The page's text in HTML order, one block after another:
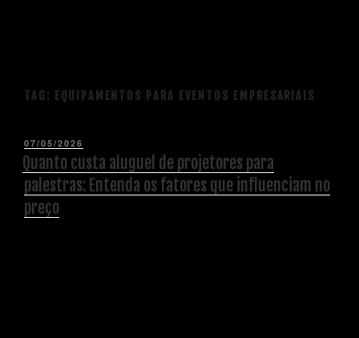
TAG: EQUIPAMENTOS PARA EVENTOS EMPRESARIAIS
07/05/2026
Quanto custa aluguel de projetores para
palestras: Entenda os fatores que influenciam no
preço